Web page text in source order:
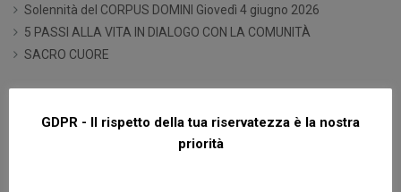
Solennità del CORPUS DOMINI Giovedì 4 giugno 2026
5 PASSI ALLA VITA IN DIALOGO CON LA COMUNITÀ
SACRO CUORE
GDPR - Il rispetto della tua riservatezza è la nostra
priorità